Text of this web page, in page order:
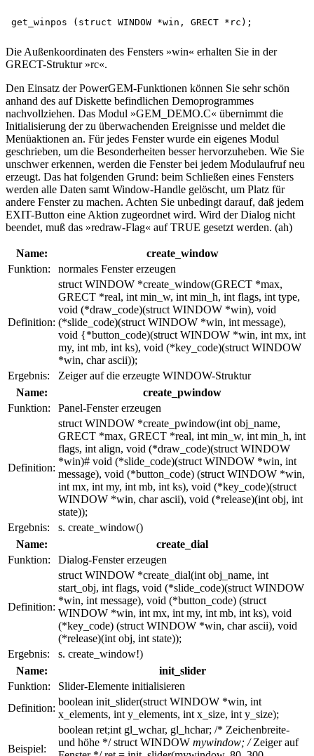
Die Außenkoordinaten des Fensters »win« erhalten Sie in der
GRECT-Struktur »rc«.
Den Einsatz der PowerGEM-Funktionen können Sie sehr schön
anhand des auf Diskette befindlichen Demoprogrammes
nachvollziehen. Das Modul »GEM_DEMO.C« übernimmt die
Initialisierung der zu überwachenden Ereignisse und meldet die
Menüaktionen an. Für jedes Fenster wurde ein eigenes Modul
geschrieben, um die Besonderheiten besser hervorzuheben. Wie Sie
unschwer erkennen, werden die Fenster bei jedem Modulaufruf neu
erzeugt. Das hat folgenden Grund: beim Schließen eines Fensters
werden alle Daten samt Window-Handle gelöscht, um Platz für
andere Fenster zu machen. Achten Sie unbedingt darauf, daß jedem
EXIT-Button eine Aktion zugeordnet wird. Wird der Dialog nicht
beendet, muß das »redraw-Flag« auf TRUE gesetzt werden. (ah)
Name:
create_window
Funktion:
normales Fenster erzeugen
Definition:
struct WINDOW *create_window(GRECT *max,
GRECT *real, int min_w, int min_h, int flags, int type,
void (*draw_code)(struct WINDOW *win), void
(*slide_code)(struct WINDOW *win, int message),
void {*button_code)(struct WINDOW *win, int mx, int
my, int mb, int ks), void (*key_code)(struct WINDOW
*win, char ascii));
Ergebnis:
Zeiger auf die erzeugte WINDOW-Struktur
Name:
create_pwindow
Funktion:
Panel-Fenster erzeugen
Definition:
struct WINDOW *create_pwindow(int obj_name,
GRECT *max, GRECT *real, int min_w, int min_h, int
flags, int align, void (*draw_code)(struct WINDOW
*win)# void (*slide_code)(struct WINDOW *win, int
message), void (*button_code) (struct WINDOW *win,
int mx, int my, int mb, int ks), void (*key_code)(struct
WINDOW *win, char ascii), void (*release)(int obj, int
state));
Ergebnis:
s. create_window()
Name:
create_dial
Funktion:
Dialog-Fenster erzeugen
Definition:
struct WINDOW *create_dial(int obj_name, int
start_obj, int flags, void (*slide_code)(struct WINDOW
*win, int message), void (*button_code) (struct
WINDOW *win, int mx, int my, int mb, int ks), void
(*key_code) (struct WINDOW *win, char ascii), void
(*release)(int obj, int state));
Ergebnis:
s. create_window!)
Name:
init_slider
Funktion:
Slider-Elemente initialisieren
Definition:
boolean init_slider(struct WINDOW *win, int
x_elements, int y_elements, int x_size, int y_size);
Beispiel:
boolean ret;int gl_wchar, gl_hchar; /* Zeichenbreite-
und höhe */ struct WINDOW mywindow; /Zeiger auf